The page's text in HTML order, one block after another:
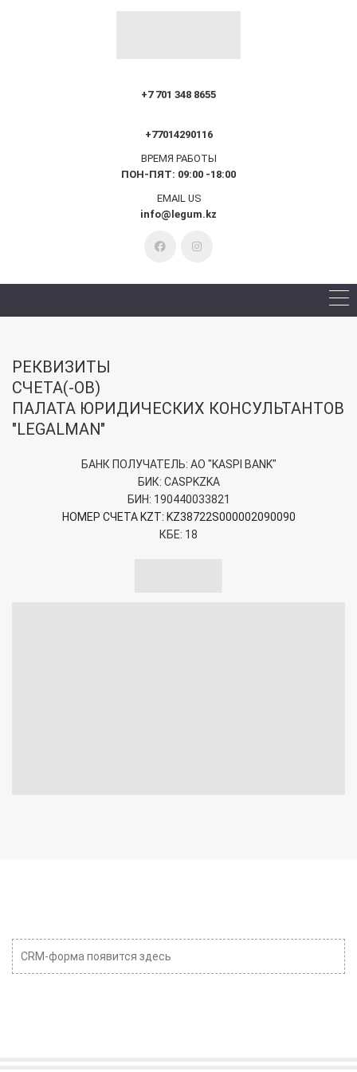
+7 701 348 8655
+77014290116
ВРЕМЯ РАБОТЫ
ПОН-ПЯТ: 09:00 -18:00
EMAIL US
info@legum.kz
РЕКВИЗИТЫ
СЧЕТА(-ОВ)
ПАЛАТА ЮРИДИЧЕСКИХ КОНСУЛЬТАНТОВ
"LEGALMAN"
БАНК ПОЛУЧАТЕЛЬ: АО "KASPI BANK"
БИК: CASPKZKA
БИН: 190440033821
НОМЕР СЧЕТА KZT: KZ38722S000002090090
КБЕ: 18
CRM-форма появится здесь